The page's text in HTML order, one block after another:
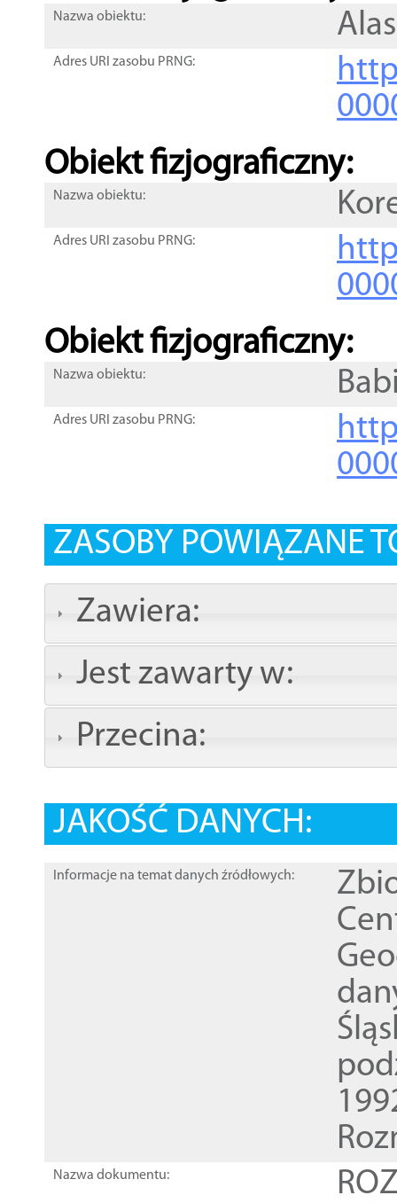
Nazwa obiektu:
Adres URI zasobu PRNG:
Obiekt fizjograficzny:
Nazwa obiektu:
Adres URI zasobu PRNG:
Obiekt fizjograficzny:
Nazwa obiektu:
Adres URI zasobu PRNG:
ZASOBY POWIĄZANE
Zawiera:
Jest zawarty w:
Przecina:
JAKOŚĆ DANYCH:
Informacje na temat danych źródłowych:
Nazwa dokumentu: